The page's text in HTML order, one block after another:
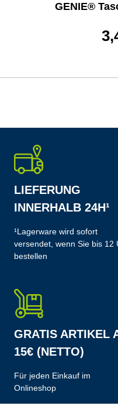
GENIE®
LIEFERUNG
INNERHALB 24H¹
¹Lagerware wird sofort
versendet, wenn Sie bis 12
bestellen
GRATIS ARTIKEL
15€ (NETTO)
Für jeden Einkauf im
Onlineshop